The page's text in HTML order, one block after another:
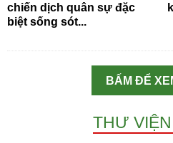
chiến dịch quân sự đặc
biệt sống sót...
BẤM ĐỂ
THƯ